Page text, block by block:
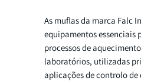
As muflas da marca Falc
equipamentos essenciais
processos de
laboratórios, utilizadas
aplicações de controlo de